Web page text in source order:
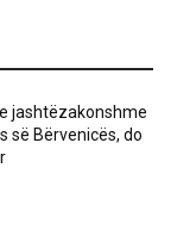
jashtëzakonshme
së Bërvenicës, do